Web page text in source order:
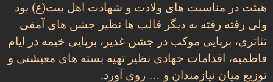
هیئت در مناسبت های ولادت و شهادت اهل بیت(ع) بود
ولی رفته رفته به دیگر قالب ها نظیر جشن های آمفی
تئاتری، برپایی موکب در جشن غدیر، برپایی خیمه در ایام
فاطمیه، اقدامات جهادی نظیر تهیه بسته های معیشتی و
توزیع میان نیازمندان و … روی آورد.